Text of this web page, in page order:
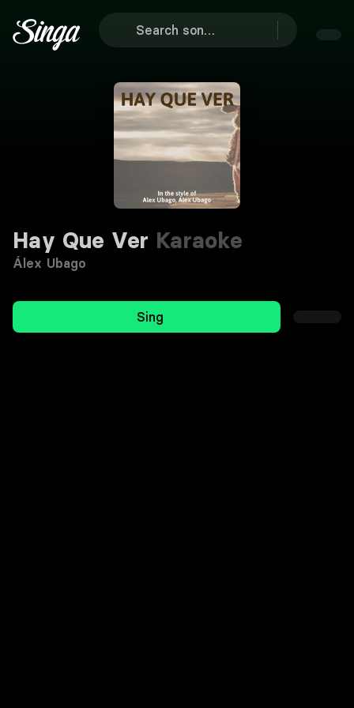
Hay Que Ver Karaoke
Álex Ubago
Sing